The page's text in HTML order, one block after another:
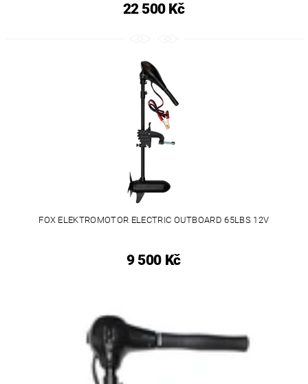
22 500 Kč
FOX ELEKTROMOTOR ELECTRIC OUTBOARD 65LBS 12V
9 500 Kč